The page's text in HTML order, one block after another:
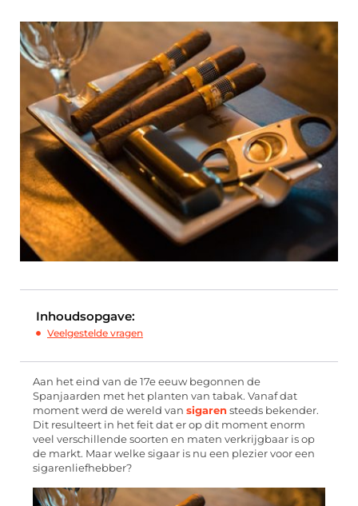
Inhoudsopgave:
Veelgestelde vragen
Aan het eind van de 17e eeuw begonnen de
Spanjaarden met het planten van tabak. Vanaf dat
moment werd de wereld van sigaren steeds bekender.
Dit resulteert in het feit dat er op dit moment enorm
veel verschillende soorten en maten verkrijgbaar is op
de markt. Maar welke sigaar is nu een plezier voor een
sigarenliefhebber?